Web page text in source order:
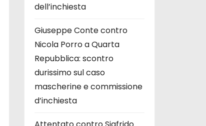
dell’inchiesta
Giuseppe Conte contro
Nicola Porro a Quarta
Repubblica: scontro
durissimo sul caso
mascherine e commissione
d’inchiesta